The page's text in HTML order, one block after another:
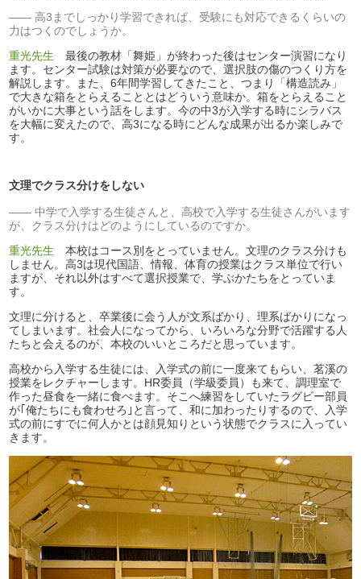
高3までしっかり学習できれば、受験にも対応できるくらいの
力はつくのでしょうか。
重光先生 最後の教材「舞姫」が終わった後はセンター演習になり
ます。センター試験は対策が必要なので、選択肢の傷のつくり方を
解説します。また、6年間学習してきたこと、つまり「構造読み」
で大きな箱をとらえることとはどういう意味か。箱をとらえること
がいかに大事という話をします。今の中3が入学する時にシラバス
を大幅に変えたので、高3になる時にどんな成果が出るか楽しみで
す。
文理でクラス分けをしない
中学で入学する生徒さんと、高校で入学する生徒さんがいます
が、クラス分けはどのようにしているのですか。
重光先生 本校はコース別をとっていません。文理のクラス分けも
しません。高3は現代国語、情報、体育の授業はクラス単位で行い
ますが、それ以外はすべて選択授業で、学ぶかたちをとっていま
す。
文理に分けると、卒業後に会う人が文系ばかり、理系ばかりになっ
てしまいます。社会人になってから、いろいろな分野で活躍する人
たちと会えるのが、本校のいいところだと思っています。
高校から入学する生徒には、入学式の前に一度来てもらい、茗溪の
授業をレクチャーします。HR委員（学級委員）も来て、調理室で
作った昼食を一緒に食べます。そこへ練習をしていたラグビー部員
が｢俺たちにも食わせろ｣と言って、和に加わったりするので、入学
式の前にすでに何人かとは顔見知りという状態でクラスに入ってい
きます。